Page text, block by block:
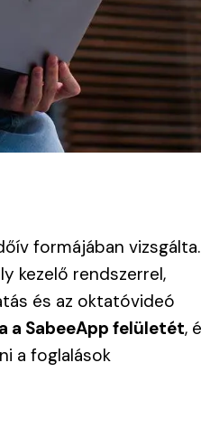
formájában
kezelő rendszerrel,
és az oktatóvideó
a SabeeApp felületét,
a foglalások